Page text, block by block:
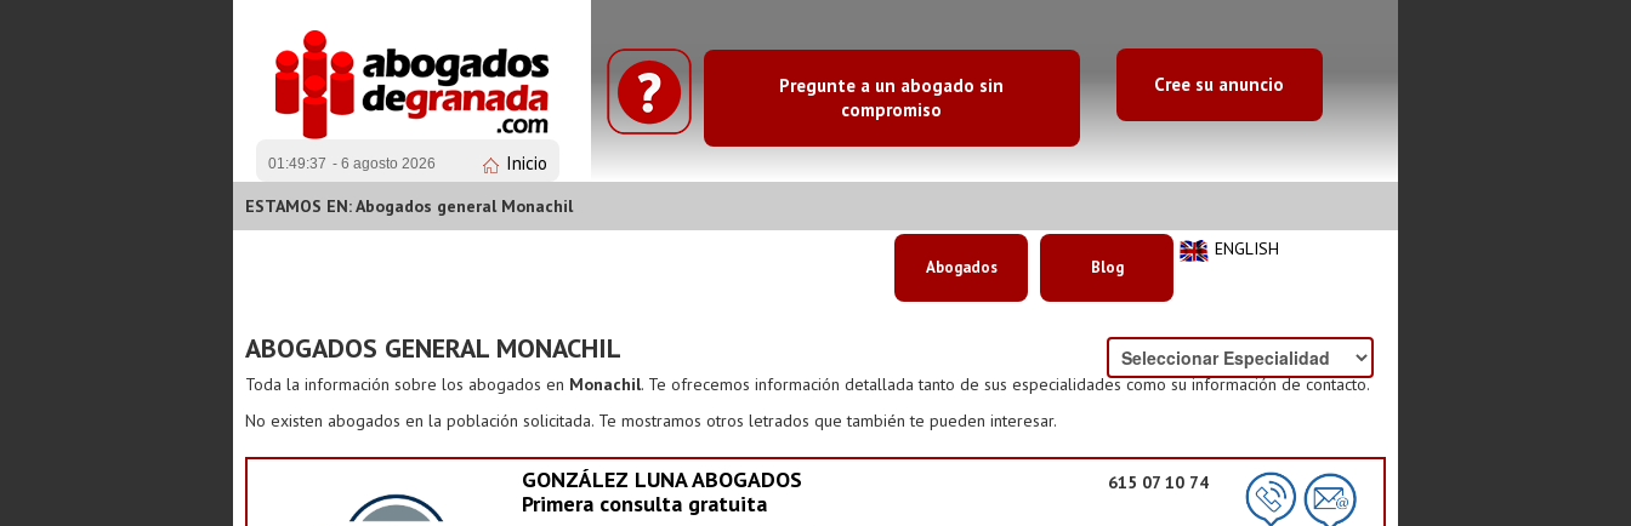
01:49:38 - 6 agosto 2026 Inicio
Pregunte a un abogado sin
compromiso
Cree su anuncio
ESTAMOS EN: Abogados general Monachil
ENGLISH
Abogados Blog
ABOGADOS GENERAL MONACHIL
Toda la información sobre los abogados en Monachil. Te ofrecemos información detallada tanto de sus especialidades como su información de contacto.
No existen abogados en la población solicitada. Te mostramos otros letrados que también te pueden interesar.
GONZÁLEZ LUNA ABOGADOS
Primera consulta gratuita
615 07 10 74